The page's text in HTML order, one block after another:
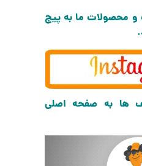
محصولات ما به پیج
ها به صفحه اصلی